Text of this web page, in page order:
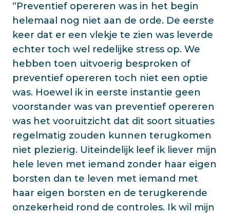
“Preventief opereren was in het begin
helemaal nog niet aan de orde. De eerste
keer dat er een vlekje te zien was leverde
echter toch wel redelijke stress op. We
hebben toen uitvoerig besproken of
preventief opereren toch niet een optie
was. Hoewel ik in eerste instantie geen
voorstander was van preventief opereren
was het vooruitzicht dat dit soort situaties
regelmatig zouden kunnen terugkomen
niet plezierig. Uiteindelijk leef ik liever mijn
hele leven met iemand zonder haar eigen
borsten dan te leven met iemand met
haar eigen borsten en de terugkerende
onzekerheid rond de controles. Ik wil mijn